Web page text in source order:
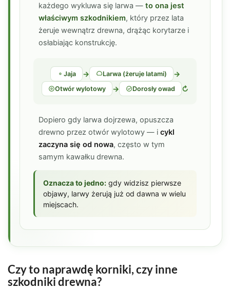
każdego wykluwa się larwa — to ona jest
właściwym szkodnikiem, który przez lata
żeruje wewnątrz drewna, drążąc korytarze i
osłabiając konstrukcję.
Jaja → Larwa (żeruje latami) →
Otwór wylotowy → Dorosły owad ↻
Dopiero gdy larwa dojrzewa, opuszcza
drewno przez otwór wylotowy — i cykl
zaczyna się od nowa, często w tym
samym kawałku drewna.
Oznacza to jedno: gdy widzisz pierwsze
objawy, larwy żerują już od dawna w wielu
miejscach.
Czy to naprawdę korniki, czy inne
szkodniki drewna?